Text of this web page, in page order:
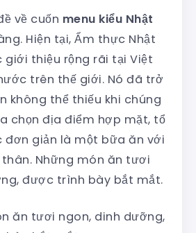
về cuốn menu kiểu Nhật
Hiện tại, Ẩm thực Nhật
giới thiệu rộng rãi tại Việt
trên thế giới. Nó đã trở
không thể thiếu khi chúng
chọn địa điểm hợp mặt, tổ
đơn giản là một bữa ăn với
Những món ăn tươi
được trình bày bắt mắt.
ăn tươi ngon, dinh dưỡng,